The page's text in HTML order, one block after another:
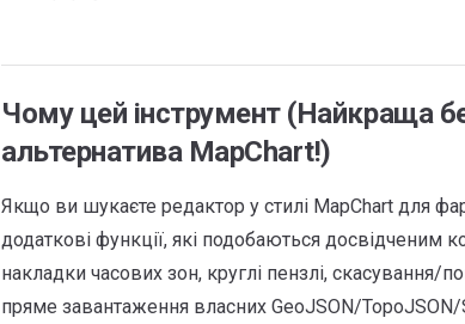
Чому цей інструмент (Найкраща
альтернатива MapChart!)
Якщо ви шукаєте редактор у стилі MapChart для
додаткові функції, які подобаються досвідченим
накладки часових зон, круглі пензлі, скасування/
пряме завантаження власних GeoJSON/